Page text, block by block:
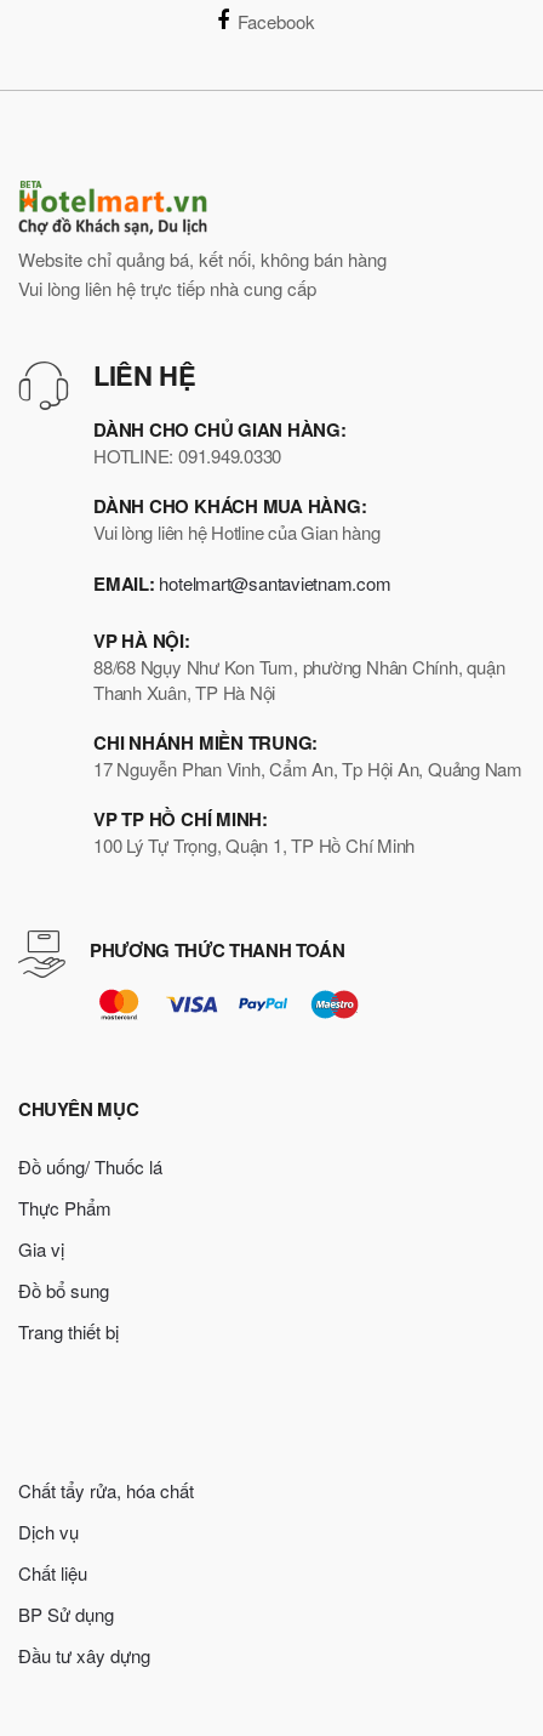
Facebook
Website chỉ quảng bá, kết nối, không bán hàng
Vui lòng liên hệ trực tiếp nhà cung cấp
LIÊN HỆ
DÀNH CHO CHỦ GIAN HÀNG:
HOTLINE: 091.949.0330
DÀNH CHO KHÁCH MUA HÀNG:
Vui lòng liên hệ Hotline của Gian hàng
EMAIL: hotelmart@santavietnam.com
VP HÀ NỘI:
88/68 Ngụy Như Kon Tum, phường Nhân Chính, quận
Thanh Xuân, TP Hà Nội
CHI NHÁNH MIỀN TRUNG:
17 Nguyễn Phan Vinh, Cẩm An, Tp Hội An, Quảng Nam
VP TP HỒ CHÍ MINH:
100 Lý Tự Trọng, Quận 1, TP Hồ Chí Minh
PHƯƠNG THỨC THANH TOÁN
CHUYÊN MỤC
Đồ uống/ Thuốc lá
Thực Phẩm
Gia vị
Đồ bổ sung
Trang thiết bị
Chất tẩy rửa, hóa chất
Dịch vụ
Chất liệu
BP Sử dụng
Đầu tư xây dựng